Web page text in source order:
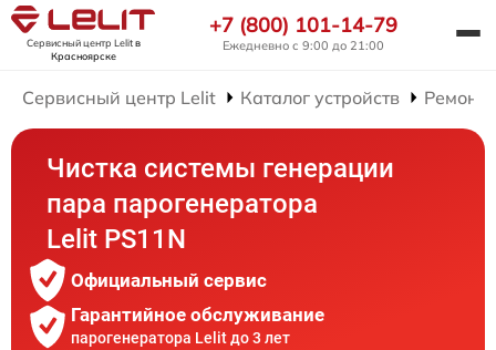
Сервисный центр Lelitв
Красноярске
+7 (800) 101-14-79
Ежедневно с 9:00 до 21:00
Сервисный центр Lelit Каталог устройств Ремонт
Чистка системы генерации
пара парогенератора
Lelit PS11N
Официальный сервис
Гарантийное обслуживание
парогенератора Lelit до 3 лет